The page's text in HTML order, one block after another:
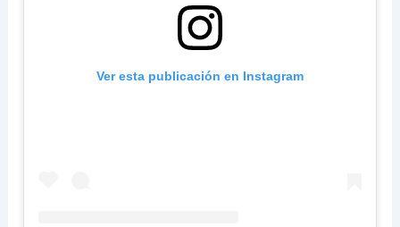
Ver esta publicación en Instagram